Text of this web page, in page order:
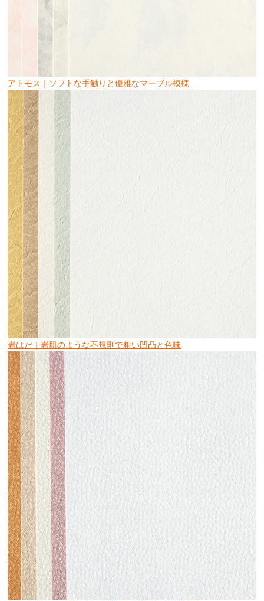
アトモス｜ソフトな手触りと優雅なマーブル模様
岩はだ｜岩肌のような不規則で粗い凹凸と色味